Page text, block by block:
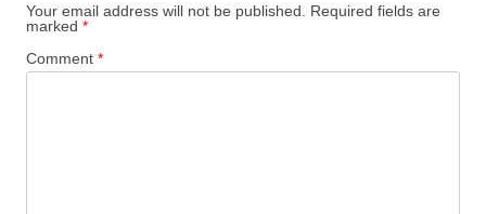
Your email address will not be published.
Required fields are
marked *
Comment *